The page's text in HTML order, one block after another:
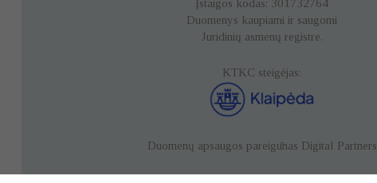
Įstaigos kodas: 301732764
Duomenys kaupiami ir saugomi
Juridinių asmenų registre.
KTKC steigėjas:
Duomenų apsaugos pareigūnas Digital Partners